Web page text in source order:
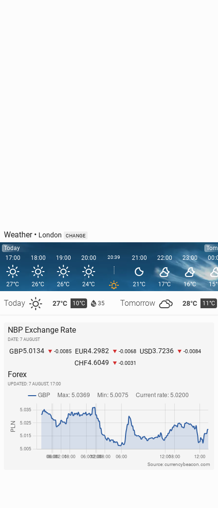
Weather• London CHANGE
Today
17:00
27°C
Today 27°C 10°C 35 Tomorrow 28°C 11°C
18:00
26°C
19:00
26°C
20:00
24°C
20:39 21:00
21°C
22:00
17°C
23:00
16°C
NBP Exchange Rate
DATE: 7 AUGUST
GBP5.0134 -0.0085 EUR4.2982 -0.0068 USD3.7236 -0.0084
CHF4.6049 -0.0031
Forex
UPDATED: 7 AUGUST, 17:00
Source: currencybeacon.com